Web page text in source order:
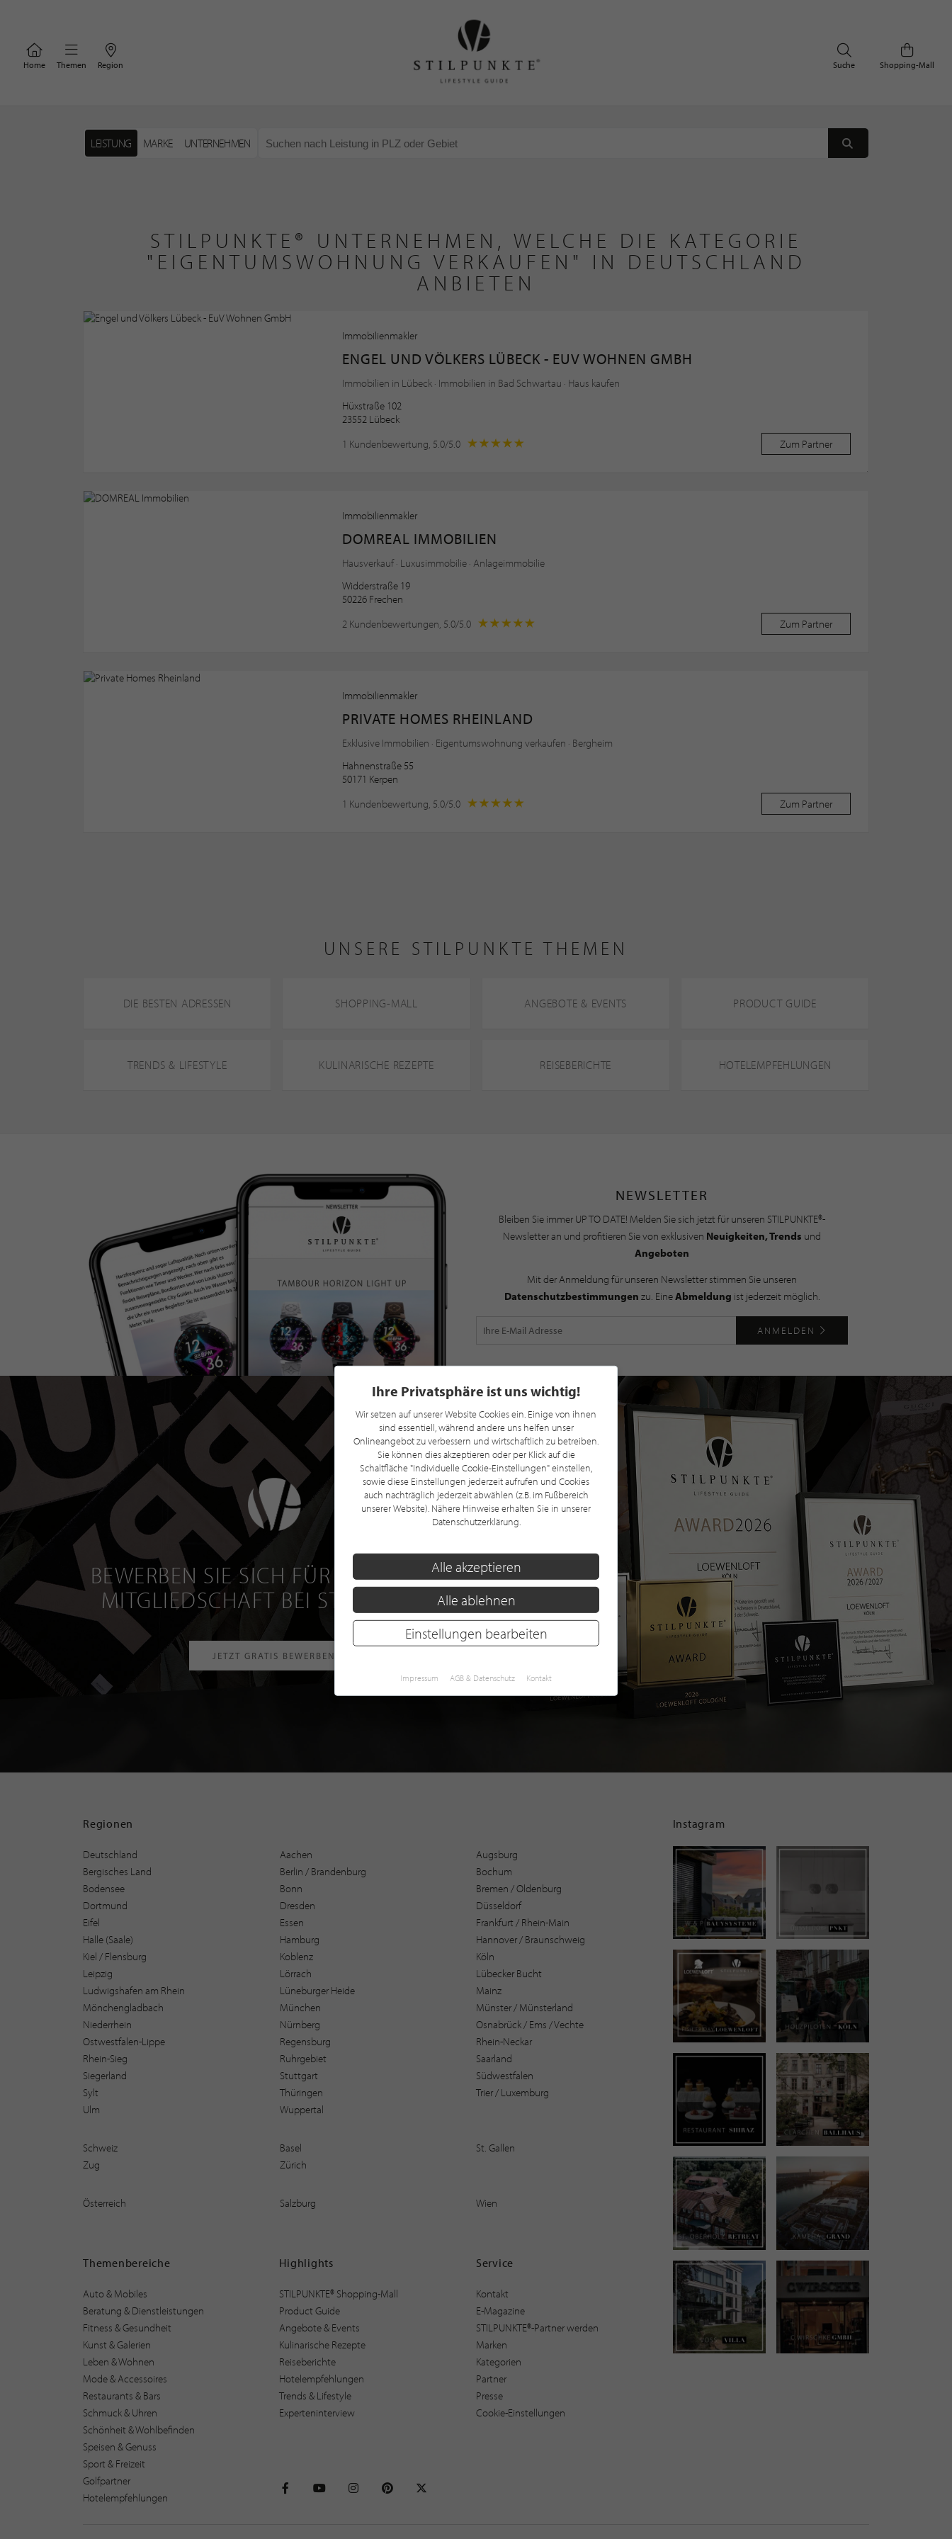
Home Themen Region Shopping-Mall
Suche
LEISTUNG MARKE UNTERNEHMEN
STILPUNKTE® UNTERNEHMEN, WELCHE DIE KATEGORIE
"EIGENTUMSWOHNUNG VERKAUFEN" IN DEUTSCHLAND
ANBIETEN
Immobilienmakler
ENGEL UND VÖLKERS LÜBECK - EUV WOHNEN GMBH
Immobilien in Lübeck · Immobilien in Bad Schwartau · Haus kaufen
Hüxstraße 102
23552 Lübeck
1 Kundenbewertung, 5.0/5.0
Zum Partner
Immobilienmakler
DOMREAL IMMOBILIEN
Hausverkauf · Luxusimmobilie · Anlageimmobilie
Widderstraße 19
50226 Frechen
2 Kundenbewertungen, 5.0/5.0
Zum Partner
Immobilienmakler
PRIVATE HOMES RHEINLAND
Exklusive Immobilien · Eigentumswohnung verkaufen · Bergheim
Hahnenstraße 55
50171 Kerpen
1 Kundenbewertung, 5.0/5.0
Zum Partner
UNSERE STILPUNKTE THEMEN
DIE BESTEN ADRESSEN SHOPPING-MALL ANGEBOTE & EVENTS PRODUCT GUIDE
TRENDS & LIFESTYLE KULINARISCHE REZEPTE REISEBERICHTE HOTELEMPFEHLUNGEN
NEWSLETTER
Bleiben Sie immer UP TO DATE! Melden Sie sich jetzt für unseren STILPUNKTE®-
Newsletter an und profitieren Sie von exklusiven Neuigkeiten, Trends und
Angeboten
Mit der Anmeldung für unseren Newsletter stimmen Sie unseren
Datenschutzbestimmungen zu. EineAbmeldung ist jederzeit möglich.
ANMELDEN
BEWERBEN SIE SICH FÜR EINE GRATIS
MITGLIEDSCHAFT BEI STILPUNKTE®
JETZT GRATIS BEWERBEN
Regionen
Deutschland Aachen
Augsburg
Bergisches Land
Berlin / Brandenburg
Bochum
Bodensee
Bonn
Bremen / Oldenburg
Dortmund
Dresden
Düsseldorf
Eifel
Essen
Frankfurt / Rhein-Main
Halle (Saale)
Hamburg
Hannover / Braunschweig
Kiel / Flensburg
Koblenz
Köln
Leipzig
Lörrach
Lübecker Bucht
Ludwigshafen am Rhein
Lüneburger Heide
Mainz
Mönchengladbach
München
Münster / Münsterland
Niederrhein
Nürnberg
Osnabrück / Ems / Vechte
Ostwestfalen-Lippe
Regensburg
Rhein-Neckar
Rhein-Sieg
Ruhrgebiet
Saarland
Siegerland
Stuttgart
Südwestfalen
Sylt
Thüringen
Trier / Luxemburg
Ulm
Wuppertal
Schweiz Basel
St. Gallen
Zug
Zürich
Österreich Salzburg Wien
Themenbereiche
Auto & Mobiles
Beratung & Dienstleistungen
Fitness & Gesundheit
Kunst & Galerien
Leben & Wohnen
Mode & Accessoires
Restaurants & Bars
Schmuck & Uhren
Schönheit & Wohlbefinden
Speisen & Genuss
Sport & Freizeit
Golfpartner
Hotelempfehlungen
Highlights
STILPUNKTE® Shopping-Mall
Product Guide
Angebote & Events
Kulinarische Rezepte
Reiseberichte
Hotelempfehlungen
Trends & Lifestyle
Experteninterview
Service
Kontakt
E-Magazine
STILPUNKTE®-Partner werden
Marken
Kategorien
Partner
Presse
Cookie-Einstellungen
Instagram
Ihre Privatsphäre ist uns wichtig!
Wir setzen auf unserer Website Cookies ein. Einige von ihnen
sind essentiell, während andere uns helfen unser
Onlineangebot zu verbessern und wirtschaftlich zu betreiben.
Sie können dies akzeptieren oder per Klick auf die
Schaltfläche "Individuelle Cookie-Einstellungen" einstellen,
sowie diese Einstellungen jederzeit aufrufen und Cookies
auch nachträglich jederzeit abwählen (z.B. im Fußbereich
unserer Website). Nähere Hinweise erhalten Sie in unserer
Datenschutzerklärung.
Alle akzeptieren
Alle ablehnen
Einstellungen bearbeiten
Impressum AGB & Datenschutz Kontakt